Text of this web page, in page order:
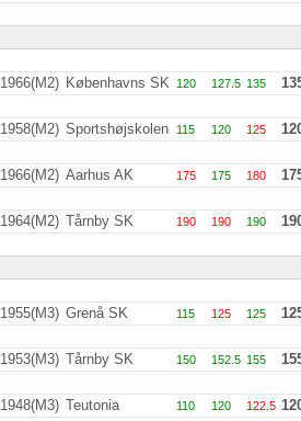
1966(M2) Københavns SK 120 127.5 135
1958(M2) Sportshøjskolen 115 120 125
1966(M2) Aarhus AK 175 175 180
1964(M2) Tårnby SK 190 190 190
1955(M3) Grenå SK 115 125 125
1953(M3) Tårnby SK 150 152.5 155
1948(M3) Teutonia 110 120 122.5